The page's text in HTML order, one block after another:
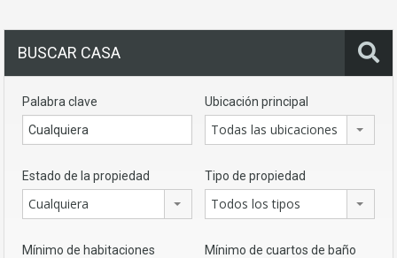
BUSCAR CASA
Palabra clave Ubicación principal
Todas las ubicaciones
Estado de la propiedad
Cualquiera
Tipo de propiedad
Todos los tipos
Mínimo de habitaciones Mínimo de cuartos de baño